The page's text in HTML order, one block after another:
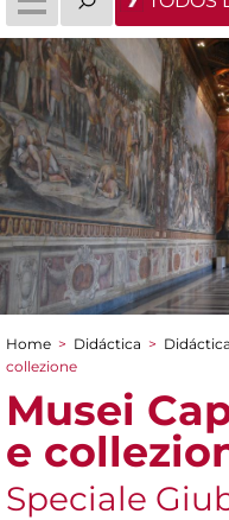
You are here
Home > Didáctica >
collezione
Musei
e
Speciale